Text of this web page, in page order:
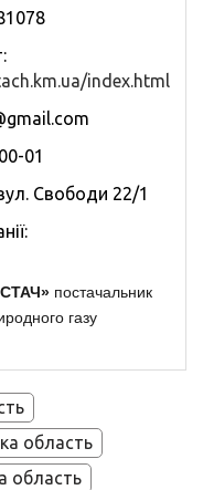
index.html
01
Свободи 22/1
постачальник
газу
область
область